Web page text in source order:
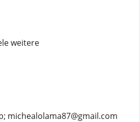
weitere
michealolama87@gmail.com